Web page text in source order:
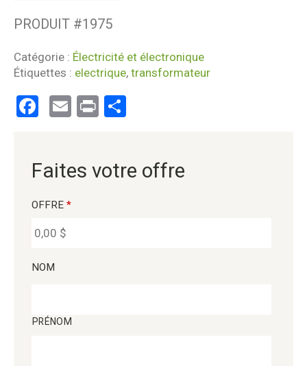
PRODUIT #1975
Catégorie : Électricité et électronique
Étiquettes : electrique, transformateur
Facebook
EmailPrint
Faites votre offre
OFFRE *
NOM
PRÉNOM